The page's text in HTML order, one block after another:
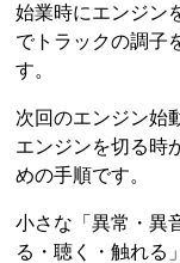
始業時にエンジン
でトラックの調子
す。
次回のエンジン始
エンジンを切る時
めの手順です。
小さな「異常・異
る・聴く・触れる